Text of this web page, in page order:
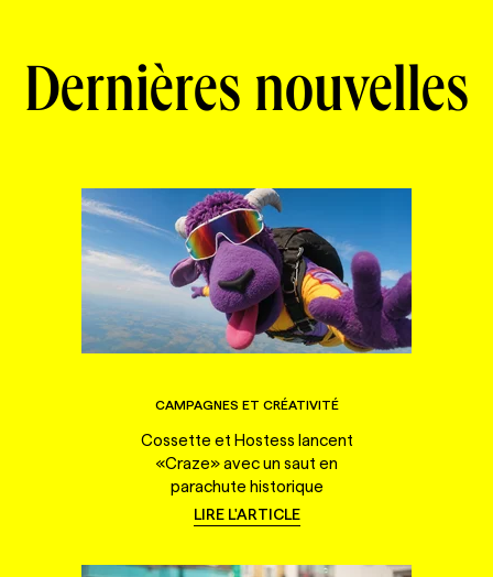
Dernières nouvelles
CAMPAGNES ET CRÉATIVITÉ
Cossette et Hostess lancent
«Craze» avec un saut en
parachute historique
LIRE L'ARTICLE